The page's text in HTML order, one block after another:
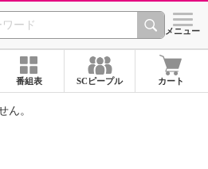
CHANNEL ショッ
メニュー
番組表 SCピープル カート
ん。